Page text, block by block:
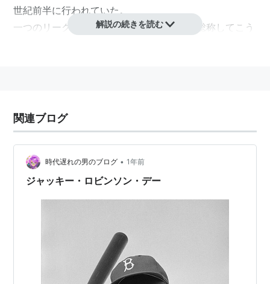
世紀前半に行われていた。
一つのリーグではなくいくつかのリーグを総称してこう
た。
メジャーリーグに黒人が参加する様になると、次々と消
えていった。
解説の続きを読む
関連ブログ
時代遅れの男のブログ • 1年前
ジャッキー・ロビンソン・デー